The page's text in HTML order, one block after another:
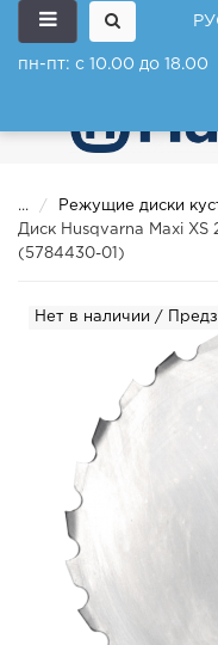
пн-пт: с 10.00 до 18.00
...
Режущие диски
Диск Husqvarna Maxi
(5784430-01)
Нет в наличии /